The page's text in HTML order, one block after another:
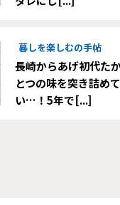
暮しを楽しむの手帖
長崎からあげ初代た
とつの味を突き詰め
い…！5年で[...]